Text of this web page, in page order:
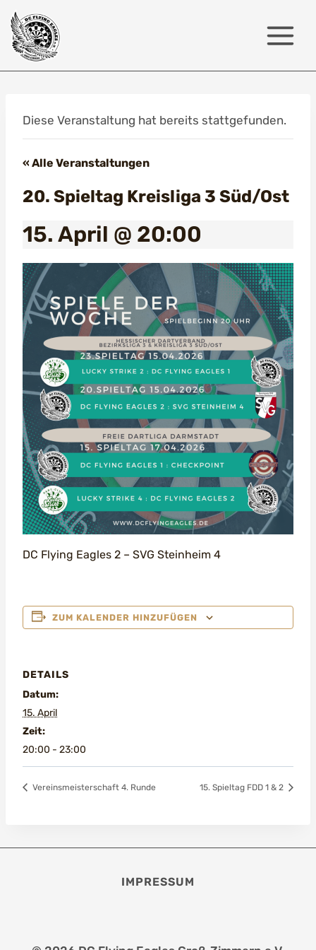
Zum
Inhalt
springen
Diese Veranstaltung hat bereits stattgefunden.
« Alle Veranstaltungen
20. Spieltag Kreisliga 3 Süd/Ost
15. April @ 20:00
DC Flying Eagles 2 – SVG Steinheim 4
ZUM KALENDER HINZUFÜGEN
DETAILS
Datum:
15. April
Zeit:
20:00 - 23:00
Vereinsmeisterschaft 4. Runde 15. Spieltag FDD 1 & 2
IMPRESSUM